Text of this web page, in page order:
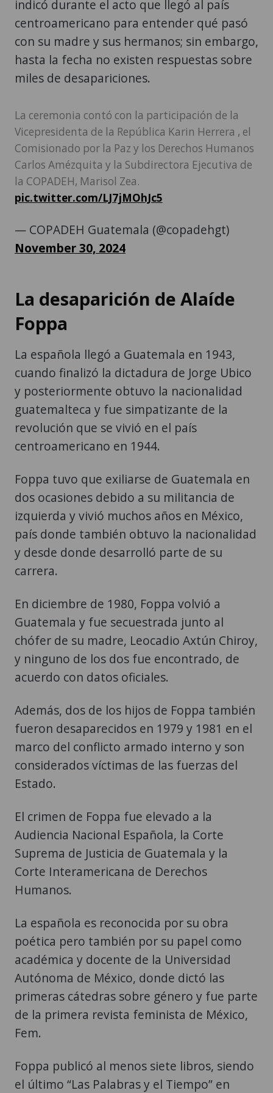
indicó durante el acto que llegó al país
centroamericano para entender qué pasó
con su madre y sus hermanos; sin embargo,
hasta la fecha no existen respuestas sobre
miles de desapariciones.
La ceremonia contó con la participación de la
Vicepresidenta de la República Karin Herrera , el
Comisionado por la Paz y los Derechos Humanos
Carlos Amézquita y la Subdirectora Ejecutiva de
la COPADEH, Marisol Zea.
pic.twitter.com/LJ7jMOhJc5
— COPADEH Guatemala (@copadehgt)
November 30, 2024
La desaparición de Alaíde
Foppa
La española llegó a Guatemala en 1943,
cuando finalizó la dictadura de Jorge Ubico
y posteriormente obtuvo la nacionalidad
guatemalteca y fue simpatizante de la
revolución que se vivió en el país
centroamericano en 1944.
Foppa tuvo que exiliarse de Guatemala en
dos ocasiones debido a su militancia de
izquierda y vivió muchos años en México,
país donde también obtuvo la nacionalidad
y desde donde desarrolló parte de su
carrera.
En diciembre de 1980, Foppa volvió a
Guatemala y fue secuestrada junto al
chófer de su madre, Leocadio Axtún Chiroy,
y ninguno de los dos fue encontrado, de
acuerdo con datos oficiales.
Además, dos de los hijos de Foppa también
fueron desaparecidos en 1979 y 1981 en el
marco del conflicto armado interno y son
considerados víctimas de las fuerzas del
Estado.
El crimen de Foppa fue elevado a la
Audiencia Nacional Española, la Corte
Suprema de Justicia de Guatemala y la
Corte Interamericana de Derechos
Humanos.
La española es reconocida por su obra
poética pero también por su papel como
académica y docente de la Universidad
Autónoma de México, donde dictó las
primeras cátedras sobre género y fue parte
de la primera revista feminista de México,
Fem.
Foppa publicó al menos siete libros, siendo
el último “Las Palabras y el Tiempo” en